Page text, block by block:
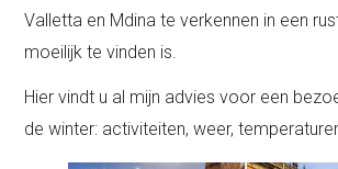
Valletta en Mdina te verkennen in een
moeilijk te vinden is.
Hier vindt u al mijn advies voor een
de winter: activiteiten, weer,